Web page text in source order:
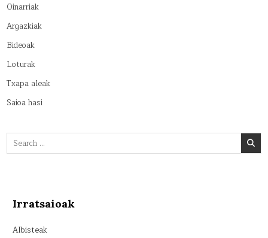
Oinarriak
Argazkiak
Bideoak
Loturak
Txapa aleak
Saioa hasi
Search
for:
Irratsaioak
Albisteak